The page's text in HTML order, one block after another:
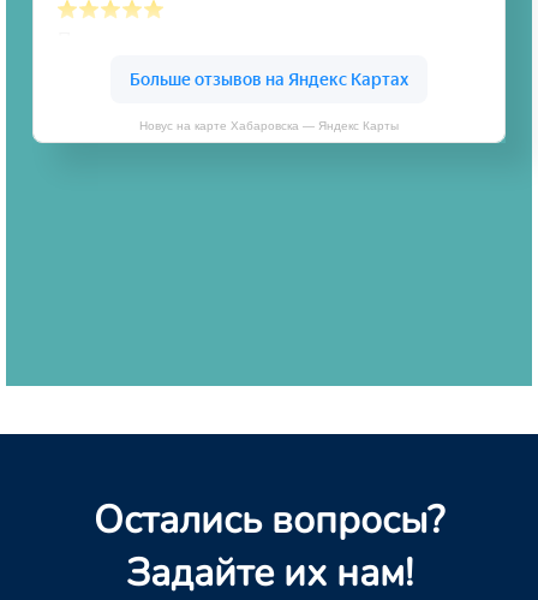
Новус на карте Хабаровска — Яндекс Карты
Остались вопросы?
Задайте их нам!